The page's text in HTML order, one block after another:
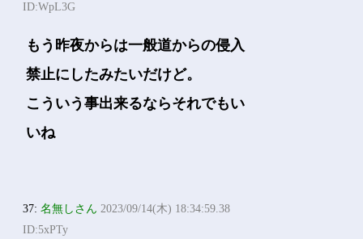
ID:WpL3G
もう昨夜からは一般道からの侵入
禁止にしたみたいだけど。
こういう事出来るならそれでもい
いね
37:名無しさん 2023/09/14(木) 18:34:59.38
ID:5xPTy